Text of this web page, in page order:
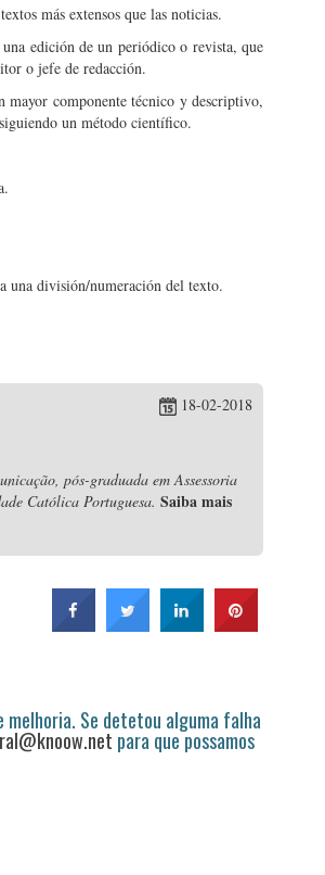
más extensos que las noticias.
edición de un periódico o revista, que
o jefe de redacción.
mayor componente técnico y descriptivo,
un método científico.
una división/numeración del texto.
18-02-2018
pós-graduada em Assessoria
Católica Portuguesa. Saiba mais
melhoria. Se detetou alguma falha
para que possamos